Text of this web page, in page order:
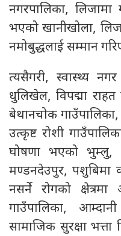
नगरपालिका, लिजामा
भएको खानीखोला,
नमोबुद्धलाई सम्मान
त्यसैगरी, स्वास्थ्य
धुलिखेल, विपद्मा राहत
बेथानचोक
उत्कृष्ट रोशी
घोषणा भएको
मण्डनदेउपुर, पशुबिमा
नसर्ने रोगको
गाउँपालिका,
सामाजिक सुरक्षा